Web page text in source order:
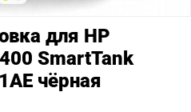
для HP
SmartTank
чёрная